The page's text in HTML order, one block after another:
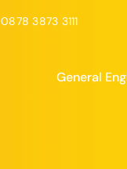
0878 3873 3111
General